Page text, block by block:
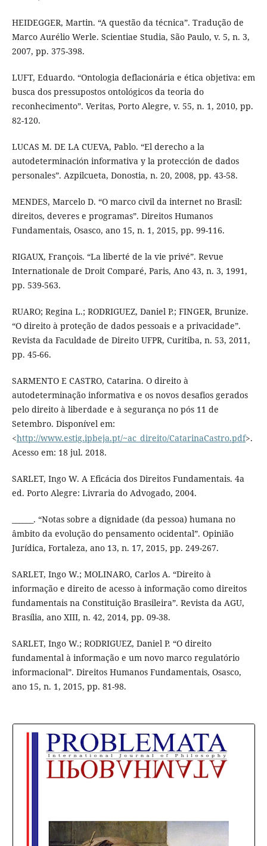
HEIDEGGER, Martin. “A questão da técnica”. Tradução de
Marco Aurélio Werle. Scientiae Studia, São Paulo, v. 5, n. 3,
2007, pp. 375-398.
LUFT, Eduardo. “Ontologia deflacionária e ética objetiva: em
busca dos pressupostos ontológicos da teoria do
reconhecimento”. Veritas, Porto Alegre, v. 55, n. 1, 2010, pp.
82-120.
LUCAS M. DE LA CUEVA, Pablo. “El derecho a la
autodeterminación informativa y la protección de dados
personales”. Azpilcueta, Donostia, n. 20, 2008, pp. 43-58.
MENDES, Marcelo D. “O marco civil da internet no Brasil:
direitos, deveres e programas”. Direitos Humanos
Fundamentais, Osasco, ano 15, n. 1, 2015, pp. 99-116.
RIGAUX, François. “La liberté de la vie privé”. Revue
Internationale de Droit Comparé, Paris, Ano 43, n. 3, 1991,
pp. 539-563.
RUARO; Regina L.; RODRIGUEZ, Daniel P.; FINGER, Brunize.
“O direito à proteção de dados pessoais e a privacidade”.
Revista da Faculdade de Direito UFPR, Curitiba, n. 53, 2011,
pp. 45-66.
SARMENTO E CASTRO, Catarina. O direito à
autodeterminação informativa e os novos desafios gerados
pelo direito à liberdade e à segurança no pós 11 de
Setembro. Disponível em:
<http://www.estig.ipbeja.pt/~ac_direito/CatarinaCastro.pdf>.
Acesso em: 18 jul. 2018.
SARLET, Ingo W. A Eficácia dos Direitos Fundamentais. 4a
ed. Porto Alegre: Livraria do Advogado, 2004.
______. “Notas sobre a dignidade (da pessoa) humana no
âmbito da evolução do pensamento ocidental”. Opinião
Jurídica, Fortaleza, ano 13, n. 17, 2015, pp. 249-267.
SARLET, Ingo W.; MOLINARO, Carlos A. “Direito à
informação e direito de acesso à informação como direitos
fundamentais na Constituição Brasileira”. Revista da AGU,
Brasília, ano XIII, n. 42, 2014, pp. 09-38.
SARLET, Ingo W.; RODRIGUEZ, Daniel P. “O direito
fundamental à informação e um novo marco regulatório
informacional”. Direitos Humanos Fundamentais, Osasco,
ano 15, n. 1, 2015, pp. 81-98.